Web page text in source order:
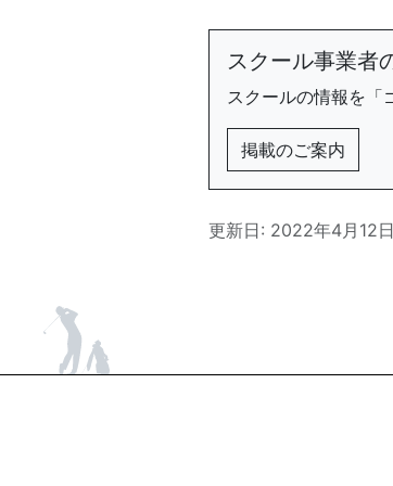
スクール事業者
スクールの情報を「
掲載のご案内
更新日: 2022年4月12日